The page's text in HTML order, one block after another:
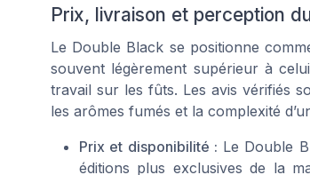
Prix, livraison et perception
Le Double Black se positionne
souvent légèrement supérieur à
travail sur les fûts. Les avis vérifiés
les arômes fumés et la complexité
Prix et disponibilité : Le Double
éditions plus exclusives de la